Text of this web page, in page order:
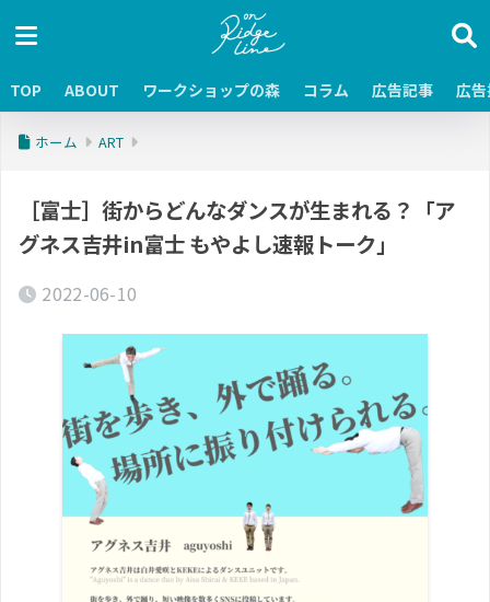
TOP ABOUT ワークショップの森 コラム 広告記事 広
ホーム ART
［富士］街からどんなダンスが生まれる？「ア
グネス吉井in富士 もやよし速報トーク」
2022-06-10